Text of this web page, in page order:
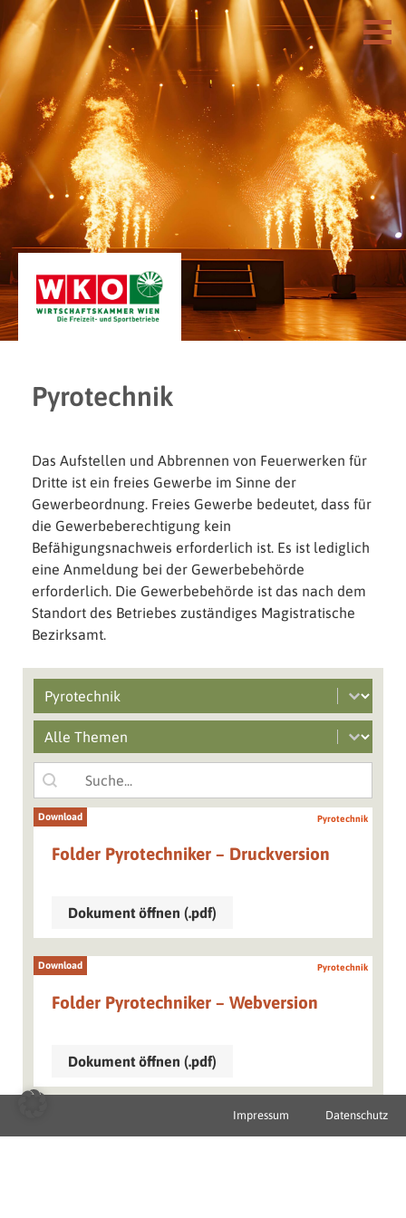
Pyrotechnik
Das Aufstellen und Abbrennen von Feuerwerken für
Dritte ist ein freies Gewerbe im Sinne der
Gewerbeordnung. Freies Gewerbe bedeutet, dass für
die Gewerbeberechtigung kein
Befähigungsnachweis erforderlich ist. Es ist lediglich
eine Anmeldung bei der Gewerbebehörde
erforderlich. Die Gewerbebehörde ist das nach dem
Standort des Betriebes zuständiges Magistratische
Bezirksamt.
Branchen filter
Mobile Main Grid Filter
Suche
Download
Folder Pyrotechniker – Druckversion
Pyrotechnik
Dokument öffnen (.pdf)
Download
Folder Pyrotechniker – Webversion
Pyrotechnik
Dokument öffnen (.pdf)
Impressum Datenschutz